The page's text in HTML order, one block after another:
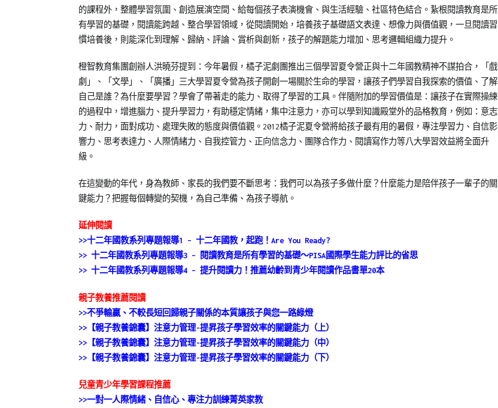
欄
【中
文
知
識】
的課程外，整體學習氛圍、創造展演空間、給每個孩子表演機會、與生活經驗、社區特色結合。紥根閱讀教育是所
有學習的基礎，閱讀能跨越、整合學習領域，從閱讀開始，培養孩子基礎語文表達、想像力與價值觀，一旦閱讀習
慣培養後，則能深化到理解、歸納、評論、賞析與創新，孩子的解題能力增加、思考邏輯組織力提升。
橙智教育集團創辦人洪曉芬提到：今年暑假，橘子泥劇團推出三個學習夏令營正與十二年國教精神不謀拍合，「戲
劇」、「文學」、「廣播」三大學習夏令營為孩子開創一場關於生命的學習，讓孩子們學習自我探索的價值、了解
自己是誰？為什麼要學習？學會了帶著走的能力、取得了學習的工具。伴隨附加的學習價值是：讓孩子在實際操練
的過程中，增進腦力、提升學習力，有助穩定情緒，集中注意力，亦可以學到知識殿堂外的品格教育，例如：意志
力、耐力，面對成功、處理失敗的態度與價值觀。2012橘子泥夏令營將給孩子最有用的暑假，專注學習力、自信影
響力、思考表達力、人際情緒力、自我控管力、正向信念力、團隊合作力、閱讀寫作力等八大學習效益將全面升
級。
在這變動的年代，身為教師、家長的我們要不斷思考：我們可以為孩子多做什麼？什麼能力是陪伴孩子一輩子的關
鍵能力？把握每個轉變的契機，為自己準備、為孩子導航。
延伸閱讀
>>十二年國教系列專題報導1 – 十二年國教，起跑！Are You Ready?
>> 十二年國教系列專題報導3 – 閱讀教育是所有學習的基礎～PISA國際學生能力評比的省思
>> 十二年國教系列專題報導4 – 提升閱讀力！推薦幼齡到青少年閱讀作品書單20本
親子教養推薦閱讀
>>不爭輸贏、不較長短回歸親子關係的本質讓孩子與您一路綠燈
>>【親子教養錦囊】注意力管理-提昇孩子學習效率的關鍵能力（上）
>>【親子教養錦囊】注意力管理-提昇孩子學習效率的關鍵能力（中）
>>【親子教養錦囊】注意力管理-提昇孩子學習效率的關鍵能力（下）
兒童青少年學習課程推薦
>>一對一人際情緒、自信心、專注力訓練菁英家教